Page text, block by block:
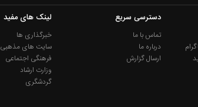
دسترسی سریع
تماس با ما
درباره ما
ارسال گزارش
لینک های مفید
خبرگذاری ها
سایت های مذهبی
فرهنگی اجتماعی
وزارت ارشاد
گردشگری